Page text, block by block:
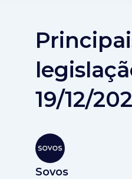
19/12/
Sovos